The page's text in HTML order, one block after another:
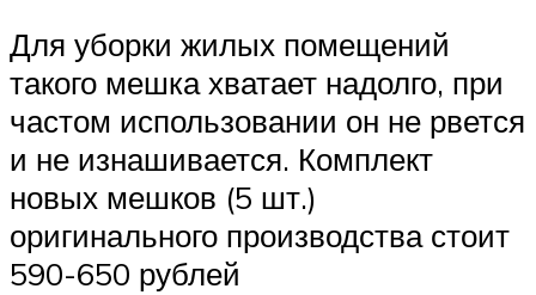
Для уборки жилых помещений
такого мешка хватает надолго, при
частом использовании он не рвется
и не изнашивается. Комплект
новых мешков (5 шт.)
оригинального производства стоит
590-650 рублей